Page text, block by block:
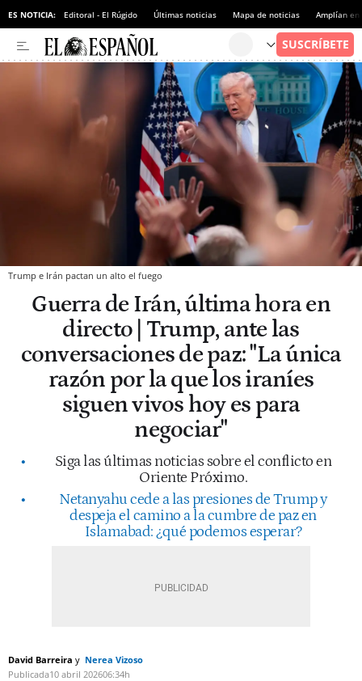
ES NOTICIA: Editoral - El Rúgido Últimas noticias Mapa de noticias Amplían
Trump e Irán pactan un alto el fuego
Guerra de Irán, última hora en
directo | Trump, ante las
conversaciones de paz: "La única
razón por la que los iraníes
siguen vivos hoy es para
negociar"
Siga las últimas noticias sobre el conflicto en
Oriente Próximo.
Netanyahu cede a las presiones de Trump y
despeja el camino a la cumbre de paz en
Islamabad: ¿qué podemos esperar?
David Barreira
Nerea Vizoso
Publicada10 abril 202606:34h